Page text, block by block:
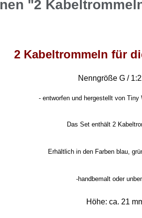
"2
2 Kabeltrommeln für
Nenngröße G /
- entworfen und hergestellt von Tiny
Das Set enthält 2
Erhältlich in den Farben blau,
-handbemalt oder
Höhe: ca. 21